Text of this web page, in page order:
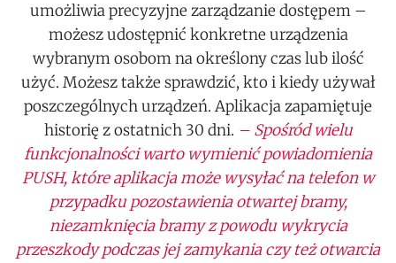
umożliwia precyzyjne zarządzanie dostępem –
możesz udostępnić konkretne urządzenia
wybranym osobom na określony czas lub ilość
użyć. Możesz także sprawdzić, kto i kiedy używał
poszczególnych urządzeń. Aplikacja zapamiętuje
historię z ostatnich 30 dni. – Spośród wielu
funkcjonalności warto wymienić powiadomienia
PUSH, które aplikacja może wysyłać na telefon w
przypadku pozostawienia otwartej bramy,
niezamknięcia bramy z powodu wykrycia
przeszkody podczas jej zamykania czy też otwarcia